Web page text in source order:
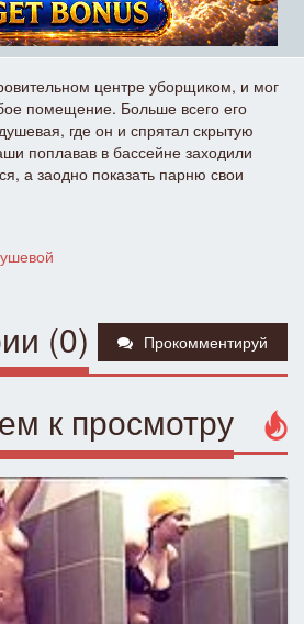
центре уборщиком, и мог
помещение. Больше всего его
где он и спрятал скрытую
поплавав в бассейне заходили
а заодно показать парню свои
(0) Прокомментируй
к просмотру